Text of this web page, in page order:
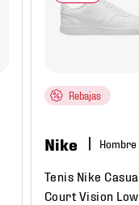
Rebajas
Nike Hombre
Tenis Nike
Court Vision